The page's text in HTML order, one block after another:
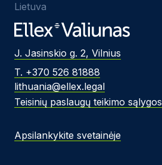
Lietuva
J. Jasinskio g. 2, Vilnius
T. +370 526 81888
lithuania@ellex.legal
Teisinių paslaugų teikimo sąlygos
Apsilankykite svetainėje